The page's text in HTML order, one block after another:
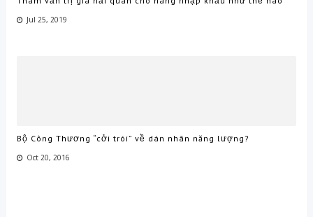
Jul 25, 2019
Bộ Công Thương “cởi trói” về dán nhãn năng lượng?
Oct 20, 2016